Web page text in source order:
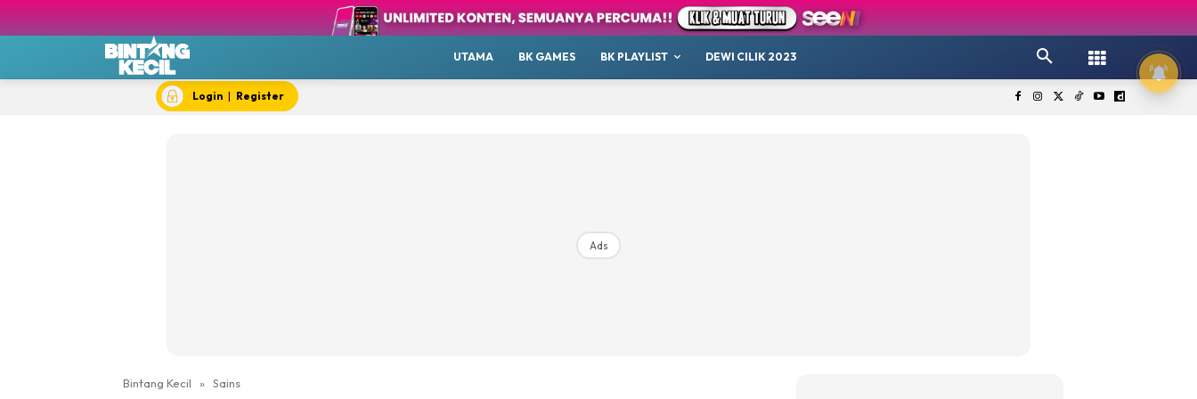
BK Tour
BK Whatsup
UTAMA BK GAMES BK PLAYLIST DEWI CILIK 2023
Login| Register
Ads
Bintang Kecil » Sains